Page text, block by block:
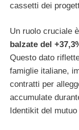
cassetti dei
Un ruolo cruciale
balzate del
Questo dato
famiglie italiane,
contratti per
accumulate
Identikit del